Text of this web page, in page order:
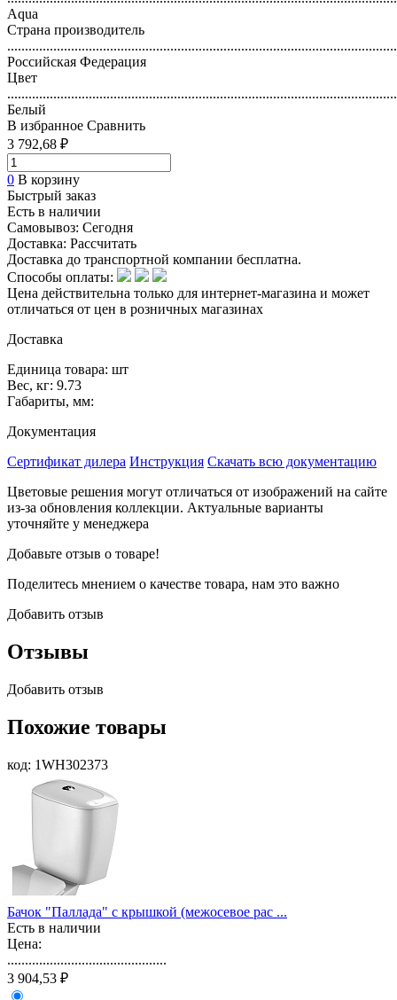
Aqua
Страна производитель
Российская Федерация
Цвет
Белый
В избранное Сравнить
3 792,68 ₽
0 В корзину
Быстрый заказ
Есть в наличии
Самовывоз: Сегодня
Доставка: Рассчитать
Доставка до транспортной компании бесплатна.
Способы оплаты:
Цена действительна только для интернет-магазина и может
отличаться от цен в розничных магазинах
Доставка
Единица товара: шт
Вес, кг: 9.73
Габариты, мм:
Документация
Сертификат дилера Инструкция Скачать всю документацию
Цветовые решения могут отличаться от изображений на сайте
из-за обновления коллекции. Актуальные варианты
уточняйте у менеджера
Добавьте отзыв о товаре!
Поделитесь мнением о качестве товара, нам это важно
Добавить отзыв
Отзывы
Добавить отзыв
Похожие товары
код: 1WH302373
Бачок "Паллада" с крышкой (межосевое рас ...
Есть в наличии
Цена:
.............................................
3 904,53 ₽